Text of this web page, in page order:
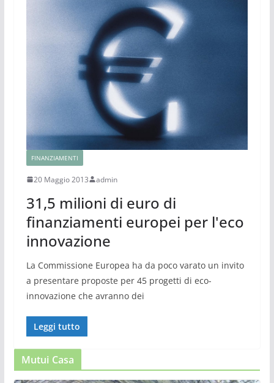
FINANZIAMENTI
20 Maggio 2013 admin
31,5 milioni di euro di
finanziamenti europei per l'eco
innovazione
La Commissione Europea ha da poco varato un invito
a presentare proposte per 45 progetti di eco-
innovazione che avranno dei
Leggi tutto
Mutui Casa